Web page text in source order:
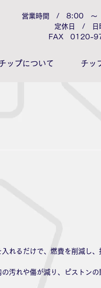
営業時間 / 8:00
定休日 / 日
​FAX 0120-
ップについて チッ
れるだけで、燃費を削減し、
汚れや傷が減り、ピストンの